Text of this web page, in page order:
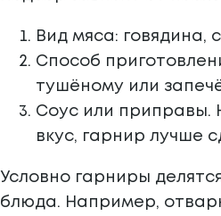
Вид мяса: говядина,
Способ
тушёному или
Соус или приправы.
вкус, гарнир лучше
Условно гарниры
блюда. Например,